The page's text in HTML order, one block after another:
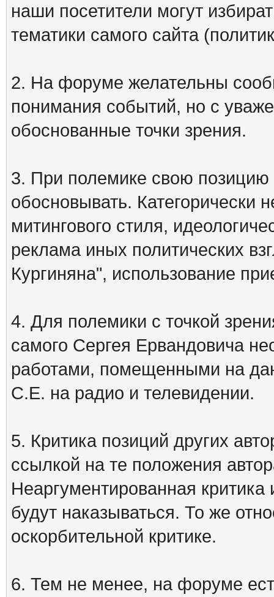
наши посетители могут
тематики самого сайта
2. На форуме желательны
понимания событий, но с
обоснованные точки зрения.
3. При полемике свою
обосновывать. Категорически
митингового стиля,
реклама иных политических
Кургиняна", использование
4. Для полемики с точкой
самого Сергея Ервандовича
работами, помещенными на
С.Е. на радио и телевидении.
5. Критика позиций других
ссылкой на те положения
Неаргументированная
будут наказываться. То же
оскорбительной критике.
6. Тем не менее, на форуме